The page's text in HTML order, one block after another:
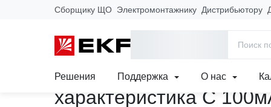
Сборщику ЩО Электромонтажнику Дистрибьютору
Решения Поддержка О нас
Главная
Автоматический
характеристика C